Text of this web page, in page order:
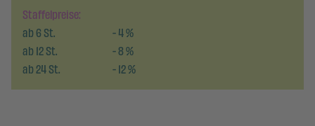
Staffelpreise:
ab6St. -4%
ab12St. -8%
ab24St. -12%